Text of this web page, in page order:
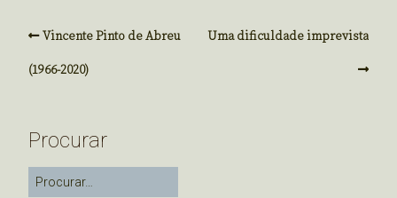
Vincente Pinto de Abreu
(1966-2020)
Uma dificuldade imprevista
Procurar